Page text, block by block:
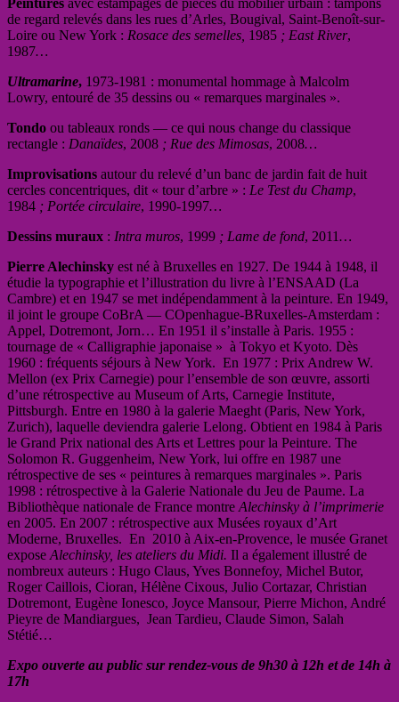
de regard relevés dans les rues d’Arles, Bougival, Saint-Benoît-sur-
Loire ou New York : Rosace des semelles, 1985 ; East River,
1987…
Ultramarine, 1973-1981 : monumental hommage à Malcolm
Lowry, entouré de 35 dessins ou « remarques marginales ».
Tondo ou tableaux ronds — ce qui nous change du classique
rectangle : Danaïdes, 2008 ; Rue des Mimosas, 2008…
Improvisations autour du relevé d’un banc de jardin fait de huit
cercles concentriques, dit « tour d’arbre » : Le Test du Champ,
1984 ; Portée circulaire, 1990-1997…
Dessins muraux : Intra muros, 1999 ; Lame de fond, 2011…
Pierre Alechinsky est né à Bruxelles en 1927. De 1944 à 1948, il
étudie la typographie et l’illustration du livre à l’ENSAAD (La
Cambre) et en 1947 se met indépendamment à la peinture. En 1949,
il joint le groupe CoBrA — COpenhague-BRuxelles-Amsterdam :
Appel, Dotremont, Jorn… En 1951 il s’installe à Paris. 1955 :
tournage de « Calligraphie japonaise » à Tokyo et Kyoto. Dès
1960 : fréquents séjours à New York. En 1977 : Prix Andrew W.
Mellon (ex Prix Carnegie) pour l’ensemble de son œuvre, assorti
d’une rétrospective au Museum of Arts, Carnegie Institute,
Pittsburgh. Entre en 1980 à la galerie Maeght (Paris, New York,
Zurich), laquelle deviendra galerie Lelong. Obtient en 1984 à Paris
le Grand Prix national des Arts et Lettres pour la Peinture. The
Solomon R. Guggenheim, New York, lui offre en 1987 une
rétrospective de ses « peintures à remarques marginales ». Paris
1998 : rétrospective à la Galerie Nationale du Jeu de Paume. La
Bibliothèque nationale de France montre Alechinsky à l’imprimerie
en 2005. En 2007 : rétrospective aux Musées royaux d’Art
Moderne, Bruxelles. En 2010 à Aix-en-Provence, le musée Granet
expose Alechinsky, les ateliers du Midi. Il a également illustré de
nombreux auteurs : Hugo Claus, Yves Bonnefoy, Michel Butor,
Roger Caillois, Cioran, Hélène Cixous, Julio Cortazar, Christian
Dotremont, Eugène Ionesco, Joyce Mansour, Pierre Michon, André
Pieyre de Mandiargues, Jean Tardieu, Claude Simon, Salah
Stétié…
Expo ouverte au public sur rendez-vous de 9h30 à 12h et de 14h à
17h